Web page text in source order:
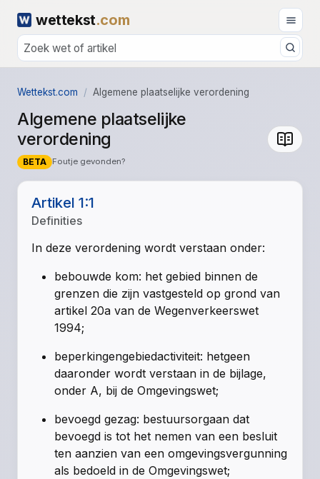
wettekst.com
Wettekst.com Algemene plaatselijke verordening
Algemene plaatselijke
verordening
BETA Foutje gevonden?
Artikel 1:1
Definities
In deze verordening wordt verstaan onder:
bebouwde kom: het gebied binnen de
grenzen die zijn vastgesteld op grond van
artikel 20a van de Wegenverkeerswet
1994;
beperkingengebiedactiviteit: hetgeen
daaronder wordt verstaan in de bijlage,
onder A, bij de Omgevingswet;
bevoegd gezag: bestuursorgaan dat
bevoegd is tot het nemen van een besluit
ten aanzien van een omgevingsvergunning
als bedoeld in de Omgevingswet;